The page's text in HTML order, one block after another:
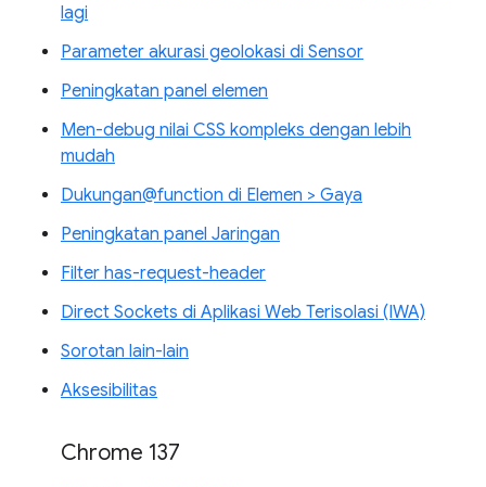
lagi
Parameter akurasi geolokasi di Sensor
Peningkatan panel elemen
Men-debug nilai CSS kompleks dengan lebih
mudah
Dukungan@function di Elemen > Gaya
Peningkatan panel Jaringan
Filter has-request-header
Direct Sockets di Aplikasi Web Terisolasi (IWA)
Sorotan lain-lain
Aksesibilitas
Chrome 137